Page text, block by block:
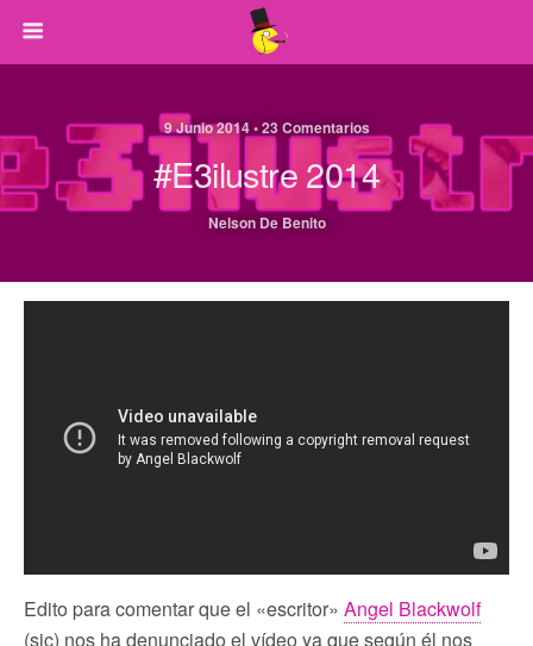
9 Junio 2014 • 23 Comentarios
#e3ilustre 2014
Nelson De Benito
Edito para comentar que el «escritor» Angel Blackwolf
(sic) nos ha denunciado el vídeo ya que según él nos